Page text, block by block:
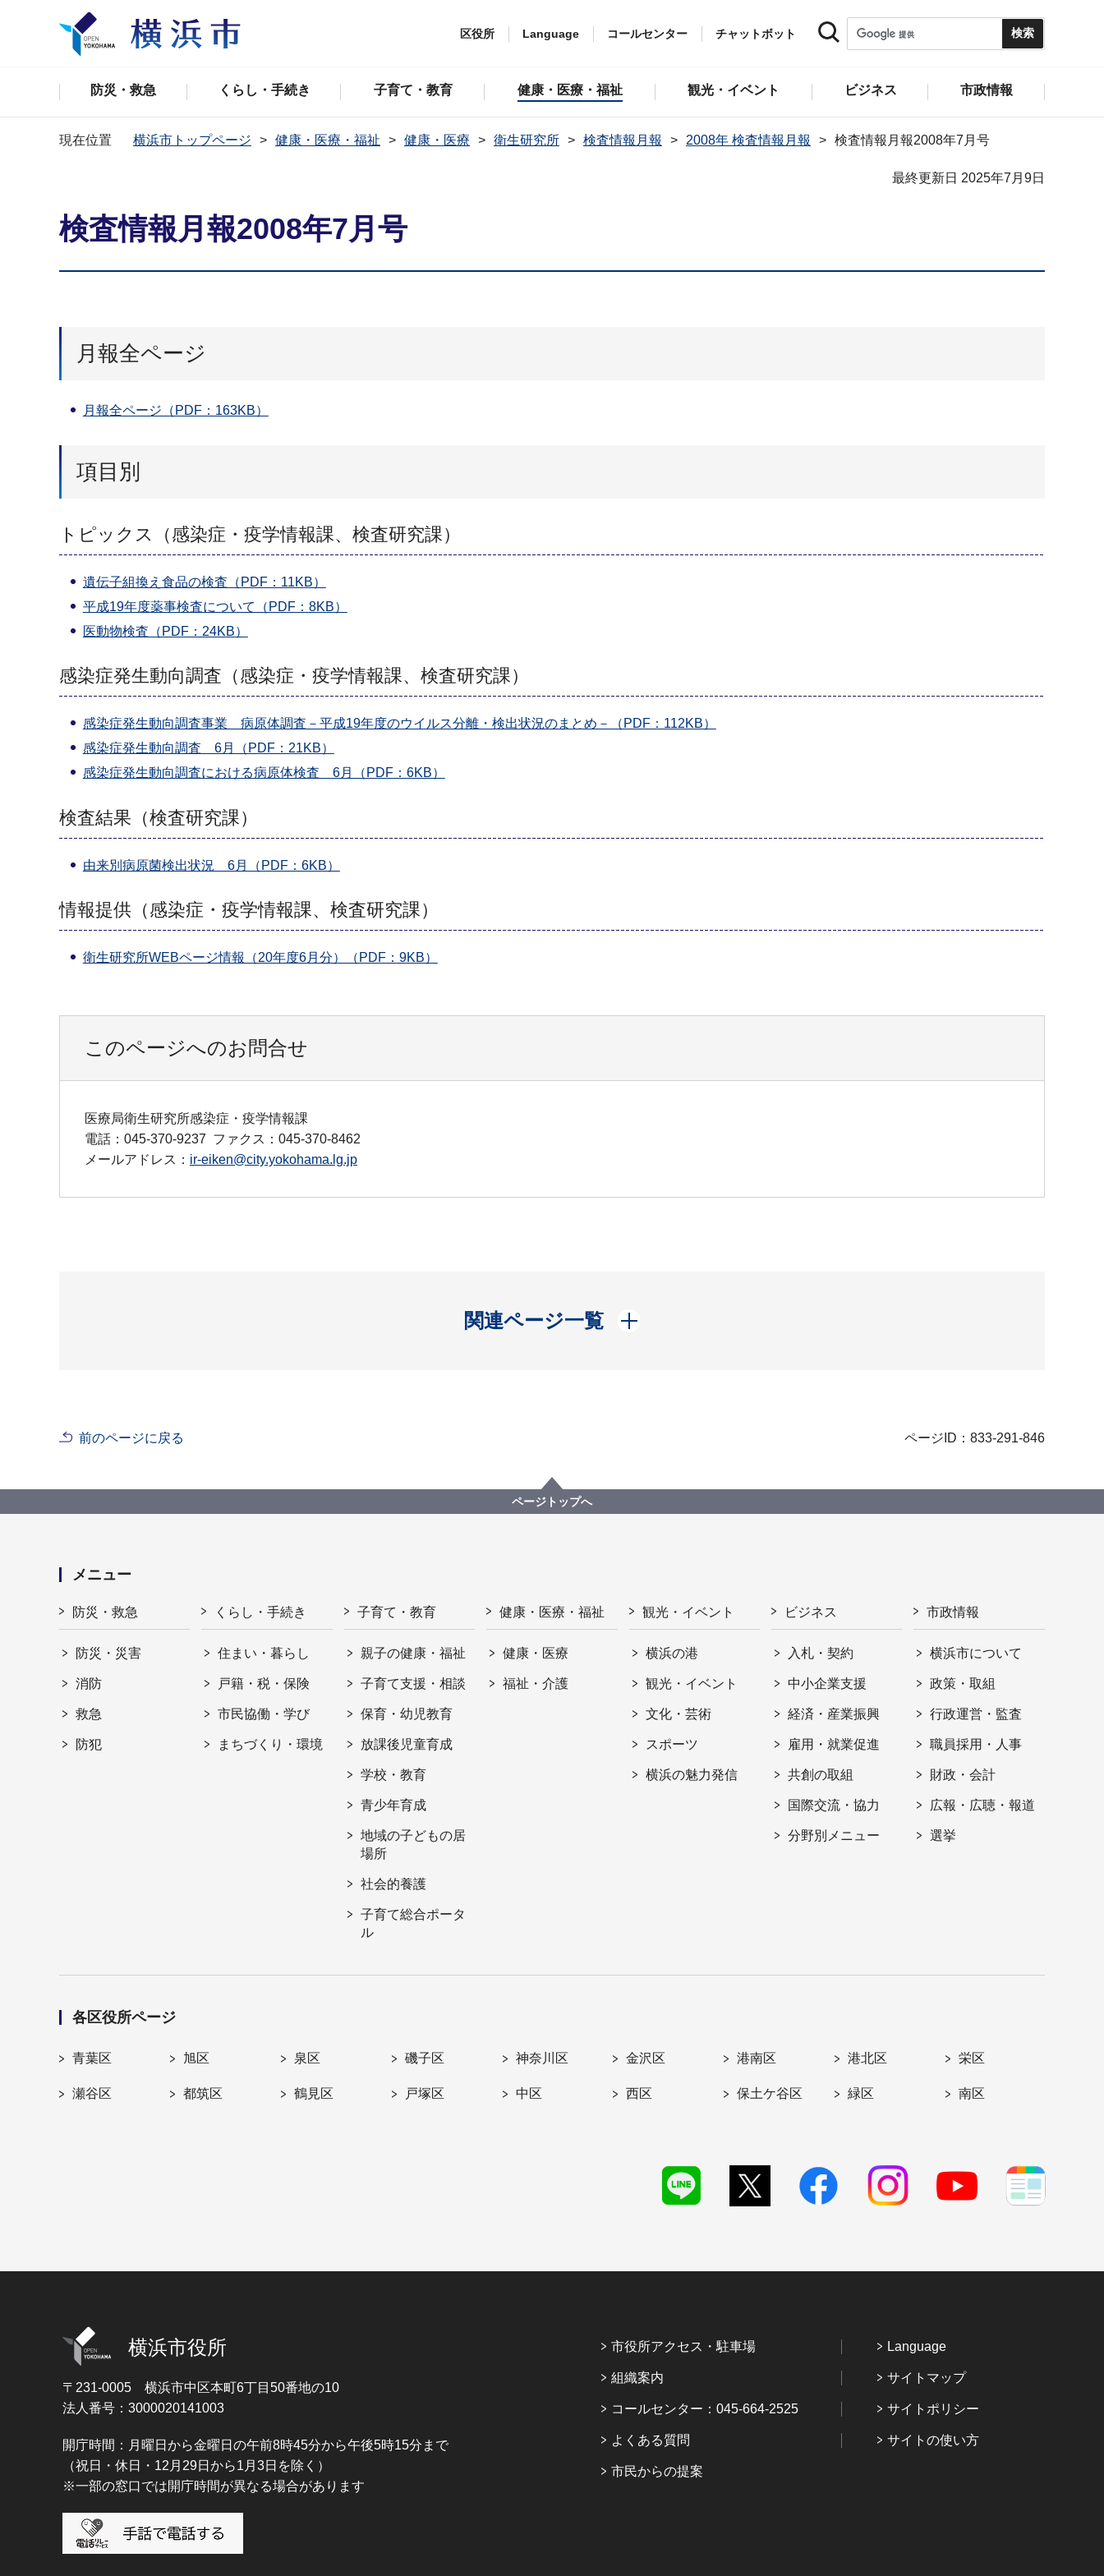
区役所 Language コールセンター チャットボット
防災・救急 くらし・手続き 子育て・教育 健康・医療・福祉 観光・イベント ビジネス 市政情報
現在位置 横浜市トップページ 健康・医療・福祉 健康・医療 衛生研究所 検査情報月報 2008年 検査情報月報 検査情報月報2008年7月号
最終更新日 2025年7月9日
検査情報月報2008年7月号
月報全ページ
月報全ページ（PDF：163KB）
項目別
トピックス（感染症・疫学情報課、検査研究課）
遺伝子組換え食品の検査（PDF：11KB）
平成19年度薬事検査について（PDF：8KB）
医動物検査（PDF：24KB）
感染症発生動向調査（感染症・疫学情報課、検査研究課）
感染症発生動向調査事業 病原体調査－平成19年度のウイルス分離・検出状況のまとめ－（PDF：112KB）
感染症発生動向調査 6月（PDF：21KB）
感染症発生動向調査における病原体検査 6月（PDF：6KB）
検査結果（検査研究課）
由来別病原菌検出状況 6月（PDF：6KB）
情報提供（感染症・疫学情報課、検査研究課）
衛生研究所WEBページ情報（20年度6月分）（PDF：9KB）
このページへのお問合せ
医療局衛生研究所感染症・疫学情報課
電話：045-370-9237 ファクス：045-370-8462
メールアドレス： ir-eiken@city.yokohama.lg.jp
関連ページ一覧
開く
前のページに戻る ページID：833-291-846
ページトップへ
メニュー
防災・救急
防災・災害
消防
救急
防犯
くらし・手続き
住まい・暮らし
戸籍・税・保険
市民協働・学び
まちづくり・環境
子育て・教育
親子の健康・福祉
子育て支援・相談
保育・幼児教育
放課後児童育成
学校・教育
青少年育成
地域の子どもの居
場所
社会的養護
子育て総合ポータ
ル
健康・医療・福祉
健康・医療
福祉・介護
観光・イベント
横浜の港
観光・イベント
文化・芸術
スポーツ
横浜の魅力発信
ビジネス
入札・契約
中小企業支援
経済・産業振興
雇用・就業促進
共創の取組
国際交流・協力
分野別メニュー
市政情報
横浜市について
政策・取組
行政運営・監査
職員採用・人事
財政・会計
広報・広聴・報道
選挙
各区役所ページ
青葉区 旭区 泉区 磯子区 神奈川区 金沢区 港南区 港北区 栄区
瀬谷区 都筑区 鶴見区 戸塚区 中区 西区 保土ケ谷区 緑区 南区
横浜市役所
〒231-0005 横浜市中区本町6丁目50番地の10
法人番号：3000020141003
開庁時間：月曜日から金曜日の午前8時45分から午後5時15分まで
（祝日・休日・12月29日から1月3日を除く）
※一部の窓口では開庁時間が異なる場合があります
市役所アクセス・駐車場
組織案内
コールセンター：045-664-2525
よくある質問
市民からの提案
Language
サイトマップ
サイトポリシー
サイトの使い方